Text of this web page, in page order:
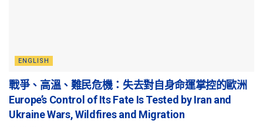
ENGLISH
戰爭、高溫、難民危機：失去對自身命運掌控的歐洲
Europe’s Control of Its Fate Is Tested by Iran and
Ukraine Wars, Wildfires and Migration